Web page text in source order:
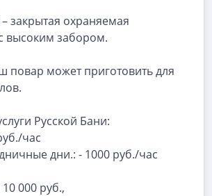
закрытая охраняемая
высоким забором.
повар может приготовить для
Русской Бани:
час
дни.: - 1000 руб./час
000 руб.,